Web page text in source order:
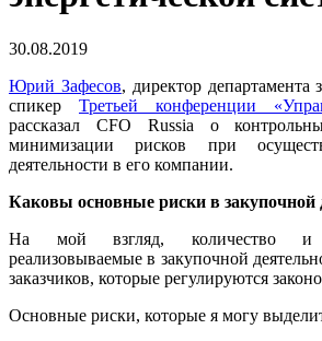
30.08.2019
Юрий Зафесов, директор департамента
спикер Третьей конференции
рассказал CFO Russia о
минимизации рисков при
деятельности в его компании.
Каковы основные риски в закупочной
На мой взгляд, количество и
реализовываемые в закупочной
заказчиков, которые регулируются
Основные риски, которые я могу